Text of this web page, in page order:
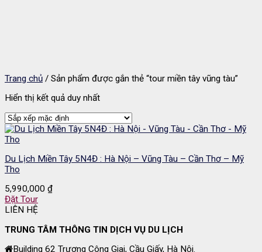
Trang chủ / Sản phẩm được gắn thẻ “tour miền tây vũng tàu”
Hiển thị kết quả duy nhất
Du Lịch Miền Tây 5N4Đ : Hà Nội – Vũng Tàu – Cần Thơ – Mỹ
Tho
5,990,000 ₫
Đặt Tour
LIÊN HỆ
TRUNG TÂM THÔNG TIN DỊCH VỤ DU LỊCH
Building 62 Trương Công Giai, Cầu Giấy, Hà Nội.